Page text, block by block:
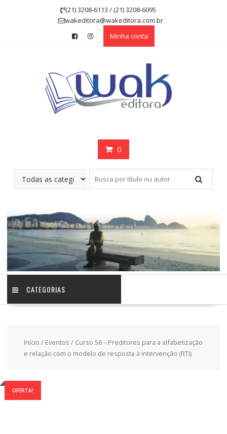
(21) 3208-6113 / (21) 3208-6095
wakeditora@wakeditora.com.br
Minha conta
0
CATEGORIAS
Início / Eventos / Curso 56 – Preditores para a alfabetização
e relação com o modelo de resposta à intervenção (RTI)
OFERTA!